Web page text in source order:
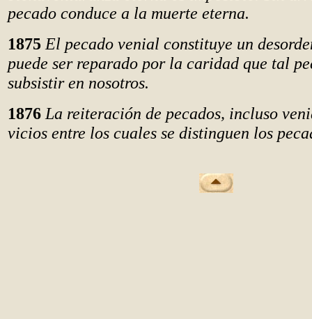
pecado conduce a la muerte eterna.
1875 El pecado venial constituye un
puede ser reparado por la caridad que tal
subsistir en nosotros.
1876 La reiteración de pecados, incluso
vicios entre los cuales se distinguen los